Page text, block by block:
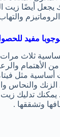
أيضًا زيت
ثلاث مرات
الأهتمام
أساسية مثل
والنحاس
. يمكنك تدليك
وتشققها .